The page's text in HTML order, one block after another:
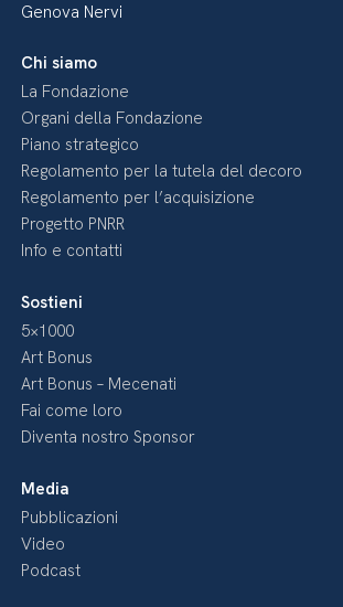
Genova Nervi
Chi siamo
La Fondazione
Organi della Fondazione
Piano strategico
Regolamento per la tutela del decoro
Regolamento per l’acquisizione
Progetto PNRR
Info e contatti
Sostieni
5×1000
Art Bonus
Art Bonus – Mecenati
Fai come loro
Diventa nostro Sponsor
Media
Pubblicazioni
Video
Podcast